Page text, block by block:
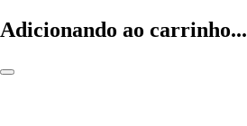
Adicionando ao carrinho...